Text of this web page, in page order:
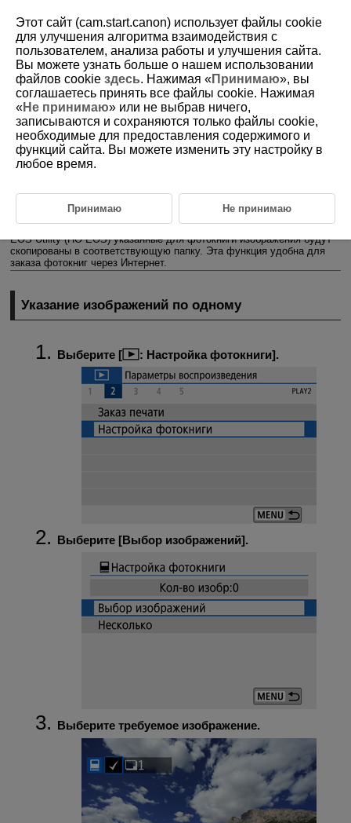
D101-128
Настройка фотокниги
Указание изображений по одному
Указание диапазона изображений для фотокниги
Указание всех изображений в папке или на карте памяти
Можно указать до 998 изображений для печати фотокниги. При
использовании для импорта изображений в компьютер программы
EOS Utility (ПО EOS) указанные для фотокниги изображения будут
скопированы в соответствующую папку. Эта функция удобна для
заказа фотокниг через Интернет.
Указание изображений по одному
Выберите [ : Настройка фотокниги].
Выберите [Выбор изображений].
Выберите требуемое изображение.
Этот сайт (cam.start.canon) использует файлы cookie
для улучшения алгоритма взаимодействия с
пользователем, анализа работы и улучшения сайта.
Вы можете узнать больше о нашем использовании
файлов cookie здесь. Нажимая «Принимаю», вы
соглашаетесь принять все файлы cookie. Нажимая
«Не принимаю» или не выбрав ничего,
записываются и сохраняются только файлы cookie,
необходимые для предоставления содержимого и
функций сайта. Вы можете изменить эту настройку в
любое время.
Принимаю Не принимаю